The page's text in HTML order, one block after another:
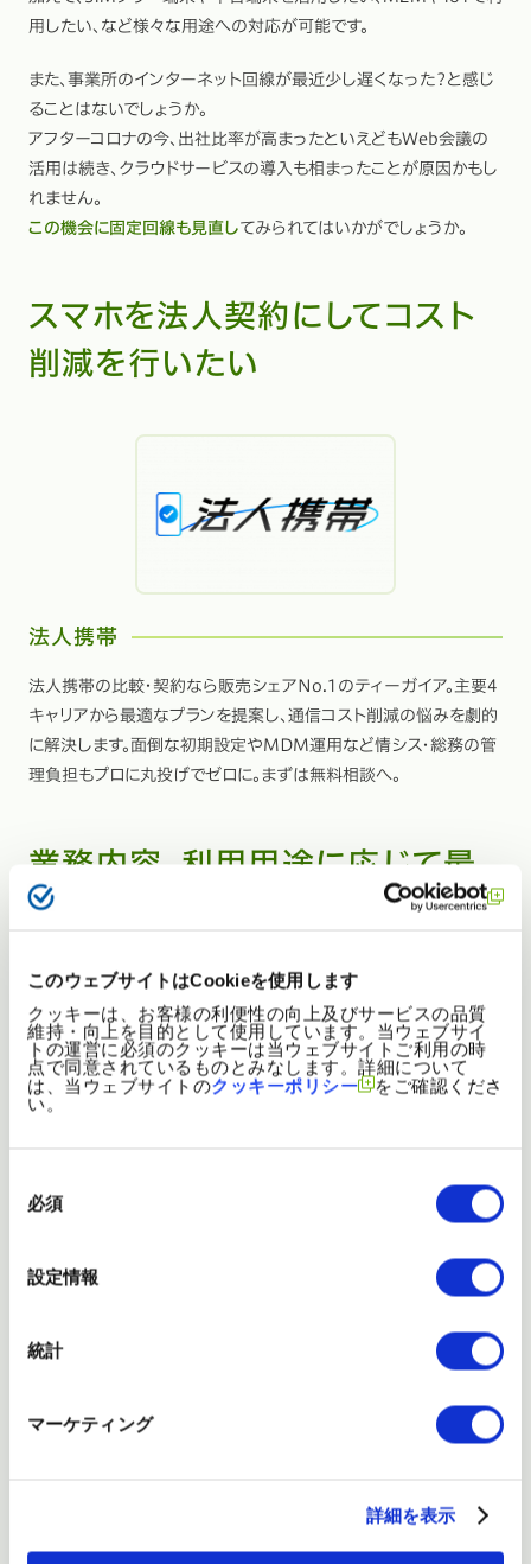
このウェブサイトはCookieを使用します
クッキーは、お客様の利便性の向上及びサービスの品質
維持・向上を目的として使用しています。当ウェブサイ
トの運営に必須のクッキーは当ウェブサイトご利用の時
点で同意されているものとみなします。詳細について
は、当ウェブサイトのクッキーポリシー
をご確認くださ
い。
必須
設定情報
統計
マーケティング
詳細を表示
用したい、など様々な用途への対応が可能です。
また、事業所のインターネット回線が最近少し遅くなった？と感じ
ることはないでしょうか。
アフターコロナの今、出社比率が高まったといえどもWeb会議の
活用は続き、クラウドサービスの導入も相まったことが原因かもし
れません。
この機会に固定回線も見直してみられてはいかがでしょうか。
スマホを法人契約にしてコスト
削減を行いたい
法人携帯
法人携帯の比較・契約なら販売シェアNo.1のティーガイア。主要4
キャリアから最適なプランを提案し、通信コスト削減の悩みを劇的
に解決します。面倒な初期設定やMDM運用など情シス・総務の管
理負担もプロに丸投げでゼロに。まずは無料相談へ。
業務内容、利用用途に応じて最
適な通信環境と料金にしたい
MVNOサービスです。
多種多様なタイプからお客様のご利用シーンに応じて選択可能で、
固定回線を見直したい / 通信速